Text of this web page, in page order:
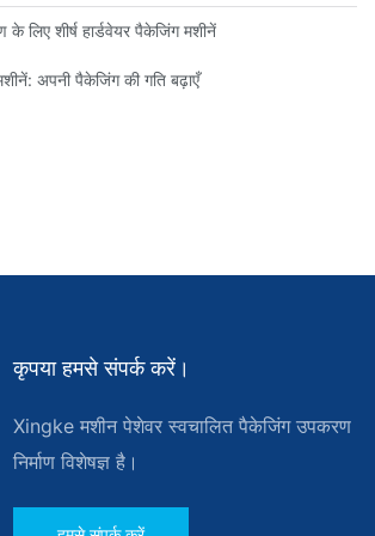
के लिए शीर्ष हार्डवेयर पैकेजिंग मशीनें
अपनी पैकेजिंग की गति बढ़ाएँ
कृपया हमसे संपर्क करें।
Xingke मशीन पेशेवर स्वचालित पैकेजिंग उपकरण
निर्माण विशेषज्ञ है।